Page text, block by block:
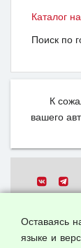
Каталог
Поиск по
К
вашего
Все
Оставаясь
языке и